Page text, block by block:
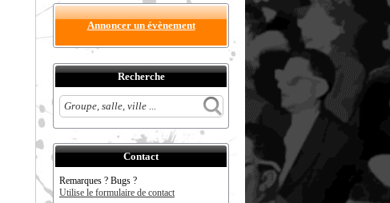
Annoncer un évènement
Recherche
Contact
Remarques ? Bugs ?
Utilise le formulaire de contact